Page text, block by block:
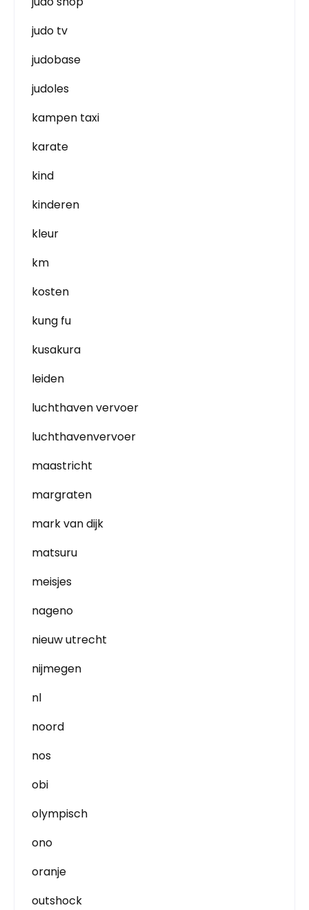
judo tv
judobase
judoles
kampen taxi
karate
kind
kinderen
kleur
km
kosten
kung fu
kusakura
leiden
luchthaven vervoer
luchthavenvervoer
maastricht
margraten
mark van dijk
matsuru
meisjes
nageno
nieuw utrecht
nijmegen
nl
noord
nos
obi
olympisch
ono
oranje
outshock